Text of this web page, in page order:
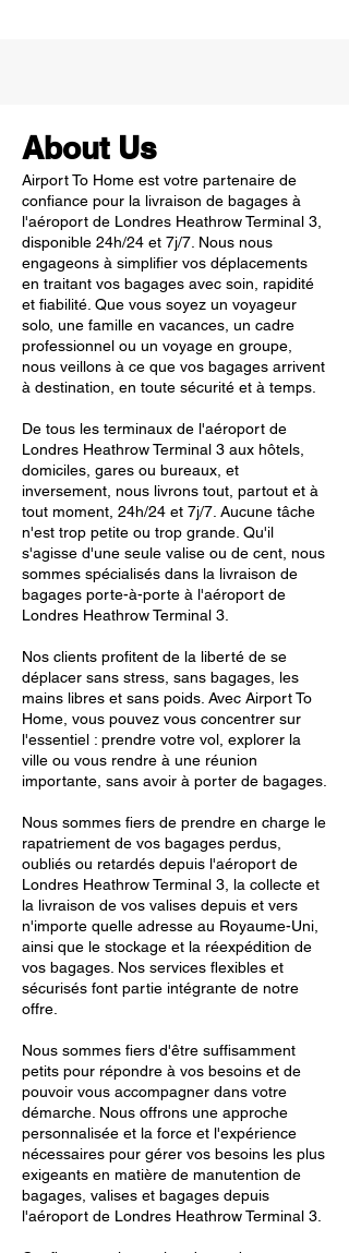
About Us
Airport To Home est votre partenaire de
confiance pour la livraison de bagages à
l'aéroport de Londres Heathrow Terminal 3,
disponible 24h/24 et 7j/7. Nous nous
engageons à simplifier vos déplacements
en traitant vos bagages avec soin, rapidité
et fiabilité. Que vous soyez un voyageur
solo, une famille en vacances, un cadre
professionnel ou un voyage en groupe,
nous veillons à ce que vos bagages arrivent
à destination, en toute sécurité et à temps.
De tous les terminaux de l'aéroport de
Londres Heathrow Terminal 3 aux hôtels,
domiciles, gares ou bureaux, et
inversement, nous livrons tout, partout et à
tout moment, 24h/24 et 7j/7. Aucune tâche
n'est trop petite ou trop grande. Qu'il
s'agisse d'une seule valise ou de cent, nous
sommes spécialisés dans la livraison de
bagages porte-à-porte à l'aéroport de
Londres Heathrow Terminal 3.
Nos clients profitent de la liberté de se
déplacer sans stress, sans bagages, les
mains libres et sans poids. Avec Airport To
Home, vous pouvez vous concentrer sur
l'essentiel : prendre votre vol, explorer la
ville ou vous rendre à une réunion
importante, sans avoir à porter de bagages.
Nous sommes fiers de prendre en charge le
rapatriement de vos bagages perdus,
oubliés ou retardés depuis l'aéroport de
Londres Heathrow Terminal 3, la collecte et
la livraison de vos valises depuis et vers
n'importe quelle adresse au Royaume-Uni,
ainsi que le stockage et la réexpédition de
vos bagages. Nos services flexibles et
sécurisés font partie intégrante de notre
offre.
Nous sommes fiers d'être suffisamment
petits pour répondre à vos besoins et de
pouvoir vous accompagner dans votre
démarche. Nous offrons une approche
personnalisée et la force et l'expérience
nécessaires pour gérer vos besoins les plus
exigeants en matière de manutention de
bagages, valises et bagages depuis
l'aéroport de Londres Heathrow Terminal 3.